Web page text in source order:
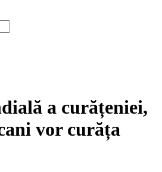
a curățeniei,
vor curăța